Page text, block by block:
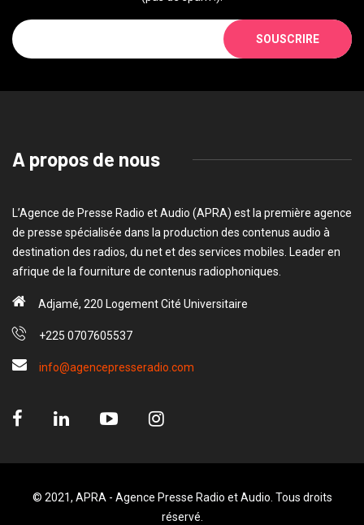
SOUSCRIRE
A propos de nous
L’Agence de Presse Radio et Audio (APRA) est la première agence
de presse spécialisée dans la production des contenus audio à
destination des radios, du net et des services mobiles. Leader en
afrique de la fourniture de contenus radiophoniques.
Adjamé, 220 Logement Cité Universitaire
+225 0707605537
info@agencepresseradio.com
© 2021, APRA - Agence Presse Radio et Audio. Tous droits
réservé.